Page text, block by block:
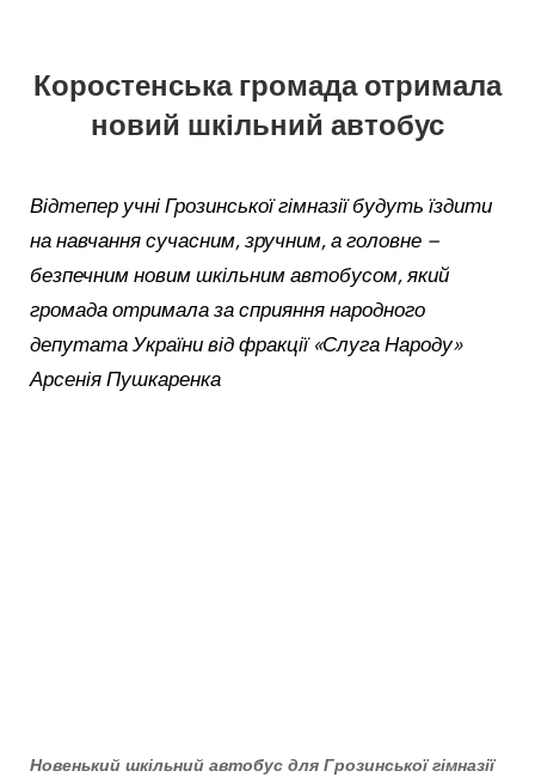
Коростенська громада отримала
новий шкільний автобус
Відтепер учні Грозинськоїгімназії будуть їздити
на навчання сучасним, зручним, а головне –
безпечним новим шкільним автобусом, який
громада отримала за сприяння народного
депутата України від фракції «Слуга Народу»
Арсенія Пушкаренка
Новенький шкільний автобус для Грозинської гімназії